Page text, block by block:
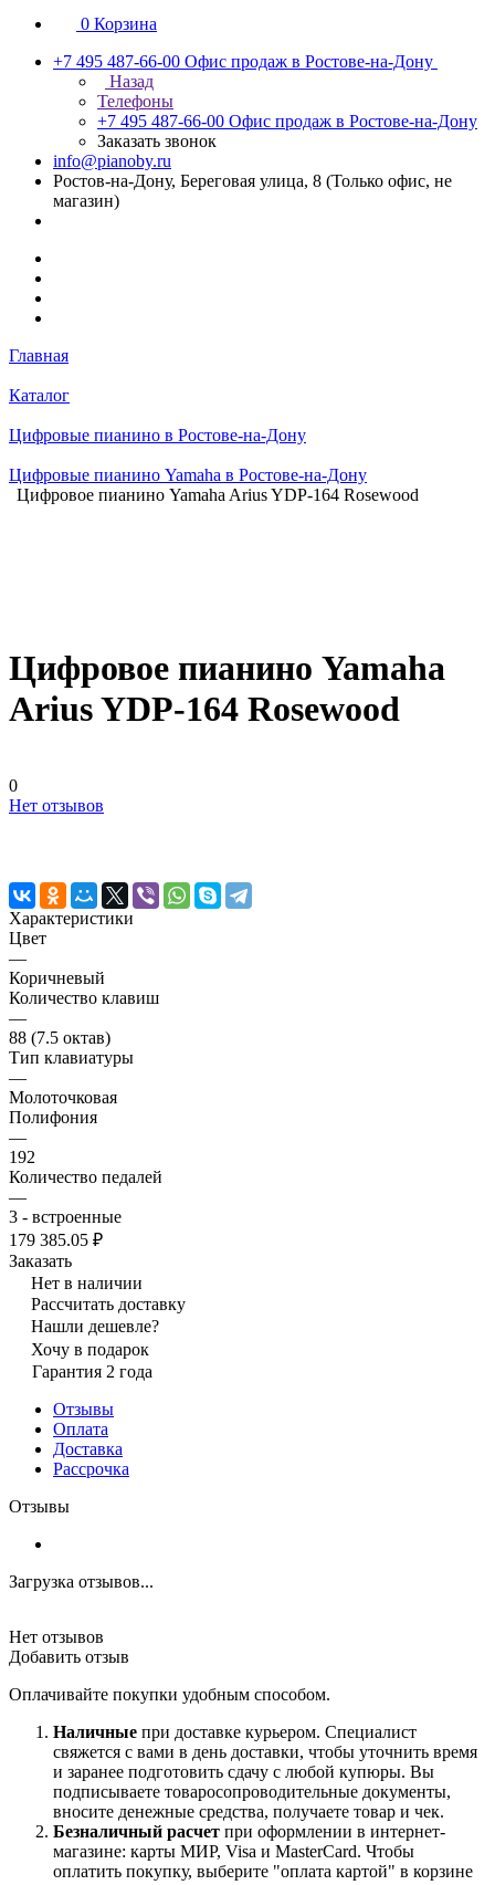
0 Корзина
+7 495 487-66-00 Офис продаж в Ростове-на-Дону
Назад
Телефоны
+7 495 487-66-00 Офис продаж в Ростове-на-Дону
Заказать звонок
info@pianoby.ru
Ростов-на-Дону, Береговая улица, 8 (Только офис, не
магазин)
Главная
Каталог
Цифровые пианино в Ростове-на-Дону
Цифровые пианино Yamaha в Ростове-на-Дону
Цифровое пианино Yamaha Arius YDP-164 Rosewood
Цифровое пианино Yamaha
Arius YDP-164 Rosewood
0
Нет отзывов
Характеристики
Цвет
—
Коричневый
Количество клавиш
—
88 (7.5 октав)
Тип клавиатуры
—
Молоточковая
Полифония
—
192
Количество педалей
—
3 - встроенные
179 385.05 ₽
Заказать
Нет в наличии
Рассчитать доставку
Нашли дешевле?
Хочу в подарок
Гарантия 2 года
Отзывы
Оплата
Доставка
Рассрочка
Отзывы
Загрузка отзывов...
Нет отзывов
Добавить отзыв
Оплачивайте покупки удобным способом.
Наличные при доставке курьером. Специалист
свяжется с вами в день доставки, чтобы уточнить время
и заранее подготовить сдачу с любой купюры. Вы
подписываете товаросопроводительные документы,
вносите денежные средства, получаете товар и чек.
Безналичный расчет при оформлении в интернет-
магазине: карты МИР, Visa и MasterCard. Чтобы
оплатить покупку, выберите "оплата картой" в корзине